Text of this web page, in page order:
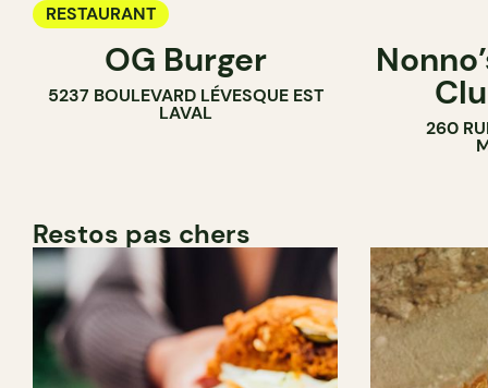
RESTAURANT
OG Burger
5237 BOULEVARD LÉVESQUE EST
LAVAL
260
Restos pas chers